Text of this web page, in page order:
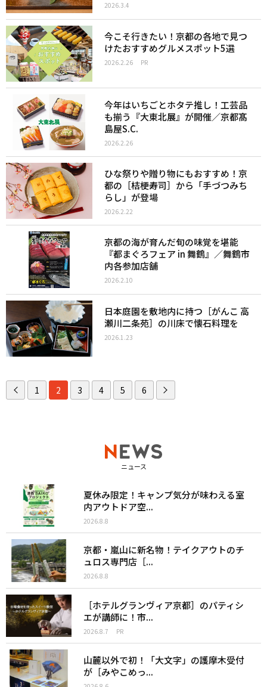
2026.3.4
今こそ行きたい！京都の各地で見つ
けたおすすめグルメスポット5選
2026.2.26 PR
今年はいちごとホタテ推し！工芸品
も揃う『大東北展』が開催／京都髙
島屋S.C.
2026.2.26
ひな祭りや贈り物にもおすすめ！京
都の［桔梗寿司］から「手づつみち
らし」が登場
2026.2.22
京都の海が育んだ旬の味覚を堪能
『都まぐろフェア in 舞鶴』／舞鶴市
内各参加店舗
2026.2.10
日本庭園を敷地内に持つ［がんこ 高
瀬川二条苑］の川床で懐石料理を
2026.1.23
1 2 3 4 5 6
ニュース
夏休み限定！キャンプ気分が味わえる室
内アウトドア空...
2026.8.8
京都・嵐山に新名物！テイクアウトのチ
ュロス専門店［...
2026.8.8
［ホテルグランヴィア京都］のパティシ
エが講師に！市...
2026.8.7 PR
山麓以外で初！「大文字」の護摩木受付
が［みやこめっ...